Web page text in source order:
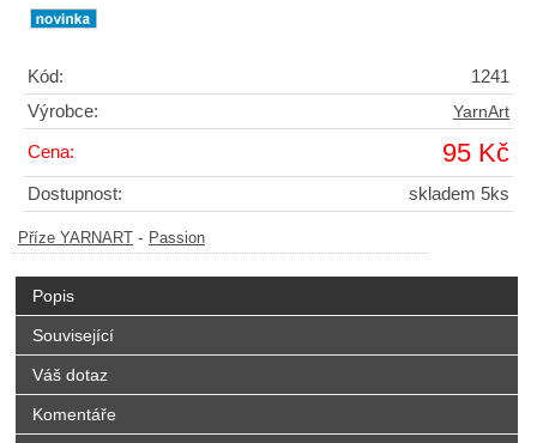
Kód:
1241
Výrobce:
YarnArt
Cena: 95 Kč
Dostupnost: skladem 5ks
Příze YARNART - Passion
Popis
Související
Váš dotaz
Komentáře